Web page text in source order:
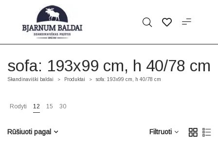
sofa: 193x99 cm, h 40/78 cm
Skandinaviški baldai > Produktai > sofa: 193x99 cm, h 40/78 cm
Rodyti 12 15 30
Filtruoti
Rūšiuoti pagal